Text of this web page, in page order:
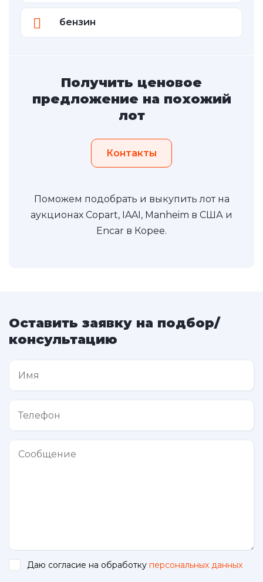
бензин
Получить ценовое
предложение на похожий
лот
Контакты
Поможем подобрать и выкупить лот на
аукционах Copart, IAAI, Manheim в США и
Encar в Корее.
Оставить заявку на подбор/
консультацию
Даю согласие на обработку персональных данных